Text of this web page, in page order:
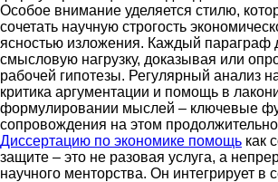
Особое внимание уделяется стилю,
сочетать научную строгость
ясностью изложения. Каждый параграф
смысловую нагрузку, доказывая или
рабочей гипотезы. Регулярный анализ
критика аргументации и помощь в
формулировании мыслей – ключевые
сопровождения на этом
Диссертацию по экономике помощь как
защите – это не разовая услуга, а
научного менторства. Он интегрирует в